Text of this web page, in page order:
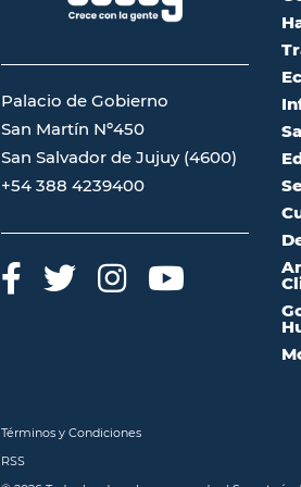
Palacio de Gobierno
San Martín Nº450
San Salvador de Jujuy (4600)
+54 388 4239400
Términos y Condiciones
RSS